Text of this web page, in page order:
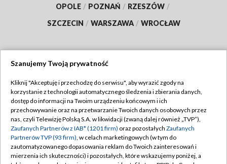
OPOLE / POZNAŃ / RZESZÓW /
SZCZECIN / WARSZAWA / WROCŁAW
TVP
Abonament TVP
Emisja w TVP
Centrum informacji TVP
Naziemna Telewizja Cyfrowa
Regulamin TVP
Polityka prywatności
Moje zgody
Pomoc
Szanujemy Twoją prywatność
Kliknij "Akceptuję i przechodzę do serwisu", aby wyrazić zgody na
korzystanie z technologii automatycznego śledzenia i zbierania danych,
dostęp do informacji na Twoim urządzeniu końcowym i ich
przechowywanie oraz na przetwarzanie Twoich danych osobowych przez
nas, czyli Telewizję Polską S.A. w likwidacji (zwaną dalej również „TVP”),
Zaufanych Partnerów z IAB* (1201 firm) oraz pozostałych Zaufanych
Partnerów TVP (93 firm), w celach marketingowych (w tym do
zautomatyzowanego dopasowania reklam do Twoich zainteresowań i
mierzenia ich skuteczności) i pozostałych, które wskazujemy poniżej, a